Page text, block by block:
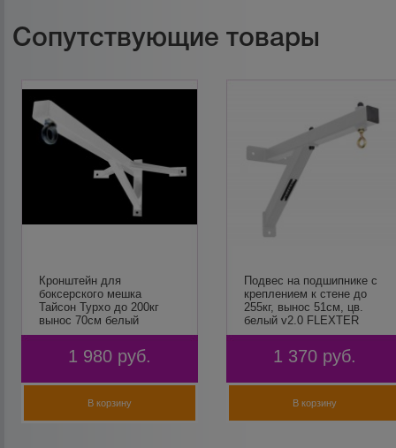
Сопутствующие товары
Кронштейн для
боксерского мешка
Тайсон Турхо до 200кг
вынос 70см белый
1 980 руб.
В корзину
Подвес на подшипнике с
креплением к стене до
255кг, вынос 51см, цв.
белый v2.0 FLEXTER
1 370 руб.
В корзину